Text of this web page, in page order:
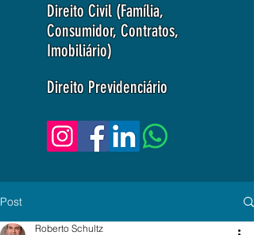
Direito Civil (Família,
Consumidor, Contratos,
Imobiliário)
Direito Previdenciário
Post
Roberto Schultz